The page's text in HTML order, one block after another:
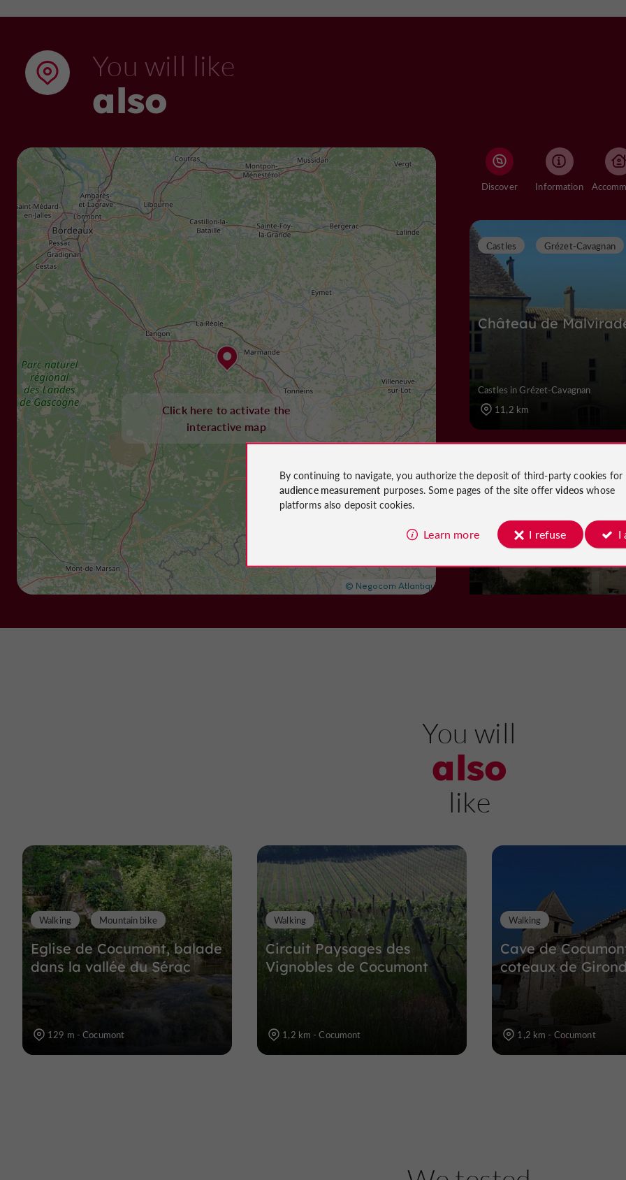
You will like
also
Click here to activate the
interactive map
Discover Information
Château de
Castles Grézet-Cavagnan
Castles in Grézet-Cavagnan
11,2 km
MARMANDE
Towns and Villages
CASTELJALOUX
You will
also
like
Eglise de Cocumont, balade
dans la vallée du Sérac
Walking Mountain bike
129 m - Cocumont
Circuit Paysages des
Vignobles de Cocumont
Walking
1,2 km - Cocumont
Cave de
coteaux de
Walking
1,2 km - Cocumont
By continuing to navigate, you authorize the deposit of third-party cookies for
audience measurement purposes. Some pages of the site offervideos whose
platforms also deposit cookies.
Learn more I refuse I